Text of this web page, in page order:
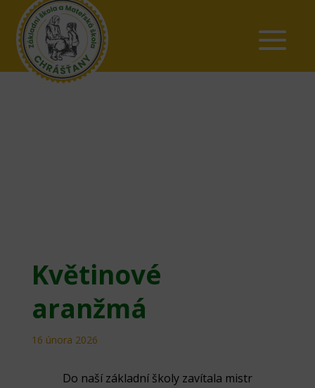
Květinové
aranžmá
16 února 2026
Do naší základní školy zavítala mistr